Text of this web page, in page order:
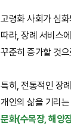
고령화 사회가 심
따라, 장례 서비스
꾸준히 증가할 것
특히, 전통적인 장
개인의 삶을 기리는
문화(수목장, 해양